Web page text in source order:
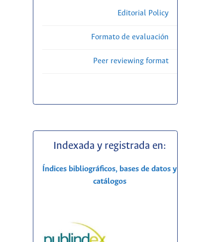
Editorial Policy
Formato de evaluación
Peer reviewing format
Indexada y registrada en:
Índices bibliográficos, bases de datos y
catálogos